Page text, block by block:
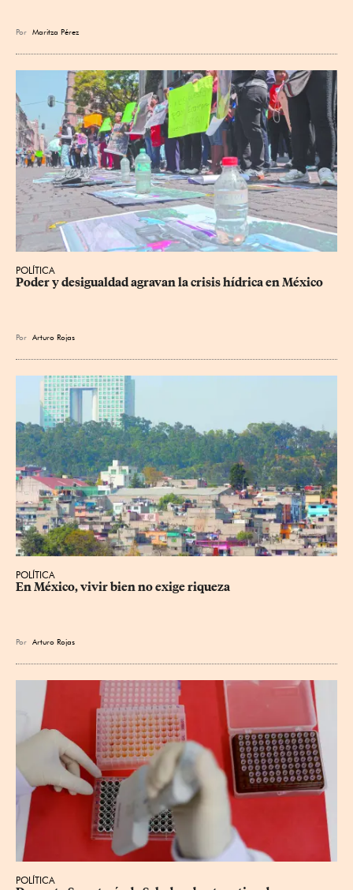
Por Maritza Pérez
POLÍTICA
Poder y desigualdad agravan la crisis hídrica en México
Por Arturo Rojas
POLÍTICA
En México, vivir bien no exige riqueza
Por Arturo Rojas
POLÍTICA